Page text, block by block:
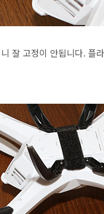
잘 고정이 안됩니다. 플